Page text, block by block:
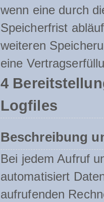
wenn eine durch
Speicherfrist
weiteren
eine
4
Logfiles
Beschreibung
Bei jedem Aufruf
automatisiert
aufrufenden